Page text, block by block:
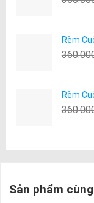
Rèm
Rèm
Sản phẩm